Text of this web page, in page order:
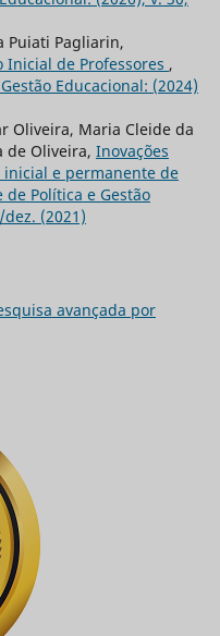
Puiati Pagliarin,
Inicial de Professores ,
Educacional: (2024)
Oliveira, Maria Cleide da
de Oliveira, Inovações
e permanente de
de Política e Gestão
(2021)
avançada por